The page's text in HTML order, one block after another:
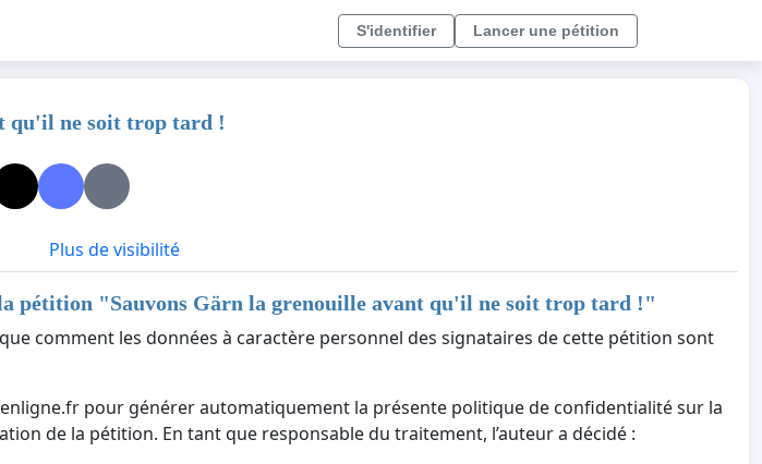
S'identifier Lancer une pétition
qu'il ne soit trop tard !
Plus de visibilité
pétition "Sauvons Gärn la grenouille avant qu'il ne soit trop tard !"
comment les données à caractère personnel des signataires de cette pétition sont
pour générer automatiquement la présente politique de confidentialité sur la
de la pétition. En tant que responsable du traitement, l’auteur a décidé :